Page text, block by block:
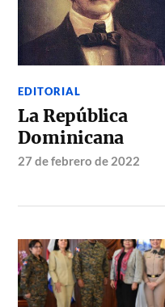
EDITORIAL
La República
Dominicana
27 de febrero de 2022